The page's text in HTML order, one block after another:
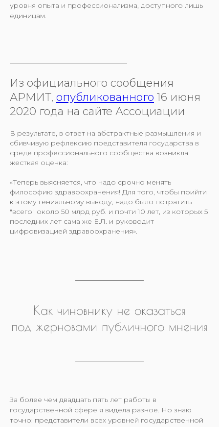
уровня опыта и профессионализма, доступного лишь
единицам.
Из официального сообщения
АРМИТ, опубликованного 16 июня
2020 года на сайте Ассоциации
В результате, в ответ на абстрактные размышления и
сбивчивую рефлексию представителя государства в
среде профессионального сообщества возникла
жесткая оценка:
«Теперь выясняется, что надо срочно менять
философию здравоохранения! Для того, чтобы прийти
к этому гениальному выводу, надо было потратить
"всего" около 50 млрд руб. и почти 10 лет, из которых 5
последних лет сама же Е.Л. и руководит
цифровизацией здравоохранения».
Как чиновнику не оказаться
под жерновами публичного мнения
За более чем двадцать пять лет работы в
государственной сфере я видела разное. Но знаю
точно: представители всех уровней государственной